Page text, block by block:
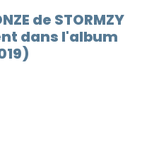
de STORMZY
dans l'album